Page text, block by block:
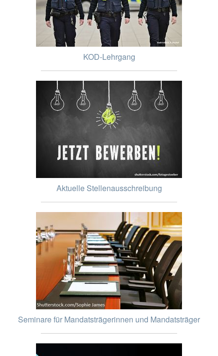
KOD-Lehrgang
Aktuelle Stellenausschreibung
Seminare für Mandatsträgerinnen und Mandatsträger